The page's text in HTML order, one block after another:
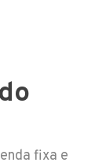
fixa e